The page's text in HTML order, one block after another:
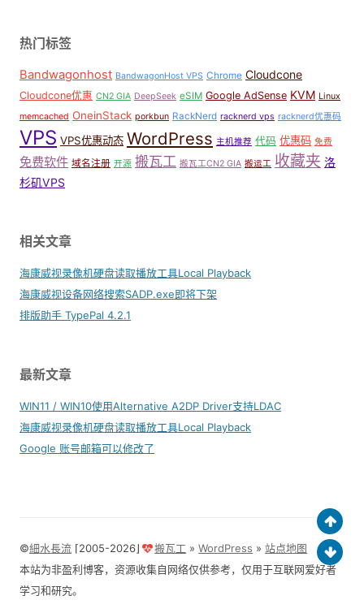
热门标签
Bandwagonhost BandwagonHost VPS Chrome Cloudcone
Cloudcone优惠 CN2 GIA DeepSeek eSIM Google AdSense KVM Linux
memcached OneinStack porkbun RackNerd racknerd vps racknerd优惠码
VPS VPS优惠动态 WordPress 主机推荐 代码 优惠码 免费
免费软件 域名注册 开源 搬瓦工 搬瓦工CN2 GIA 搬运工 收藏夹 洛
杉矶VPS
相关文章
海康威视录像机硬盘读取播放工具Local Playback
海康威视设备网络搜索SADP.exe即将下架
排版助手 TypePal 4.2.1
最新文章
WIN11 / WIN10使用Alternative A2DP Driver支持LDAC
海康威视录像机硬盘读取播放工具Local Playback
Google 账号邮箱可以修改了
©細水長流 ⌈2005-2026⌋ 搬瓦工 »WordPress »站点地图
本站为非盈利博客，资源收集自网络仅供参考，仅用于互联网爱好者
学习和研究。